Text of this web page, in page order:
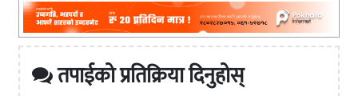
तपाईको प्रतिक्रिया दिनुहोस्